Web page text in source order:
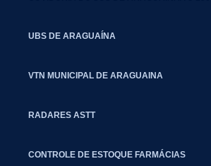
UBS DE ARAGUAÍNA
VTN MUNICIPAL DE ARAGUAINA
RADARES ASTT
CONTROLE DE ESTOQUE FARMÁCIAS